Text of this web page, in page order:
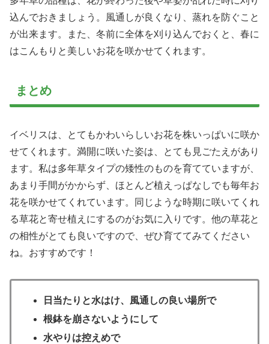
込んでおきましょう。風通しが良くなり、蒸れを防ぐこと
が出来ます。また、冬前に全体を刈り込んでおくと、春に
はこんもりと美しいお花を咲かせてくれます。
まとめ
イベリスは、とてもかわいらしいお花を株いっぱいに咲か
せてくれます。満開に咲いた姿は、とても見ごたえがあり
ます。私は多年草タイプの矮性のものを育てていますが、
あまり手間がかからず、ほとんど植えっぱなしでも毎年お
花を咲かせてくれています。同じような時期に咲いてくれ
る草花と寄せ植えにするのがお気に入りです。他の草花と
の相性がとても良いですので、ぜひ育ててみてください
ね。おすすめです！
日当たりと水はけ、風通しの良い場所で
根鉢を崩さないようにして
水やりは控えめで